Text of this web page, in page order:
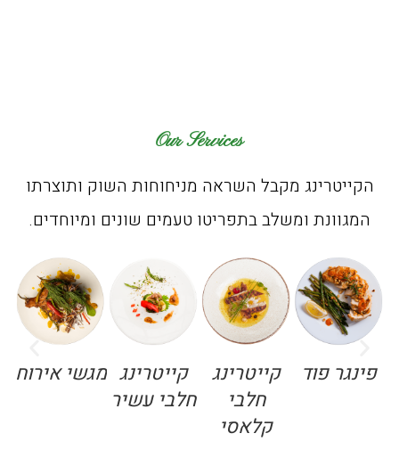
Our Services
הקייטרינג מקבל השראה מניחוחות השוק ותוצרתו
המגוונת ומשלב בתפריטו טעמים שונים ומיוחדים.
מגשי אירוח קייטרינג
חלבי עשיר
קייטרינג
חלבי
קלאסי
פינגר פוד